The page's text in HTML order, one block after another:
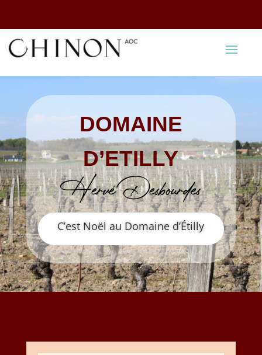
DOMAINE
D’ETILLY
Hervé Desbourdes
C’est Noël au Domaine d’Étilly